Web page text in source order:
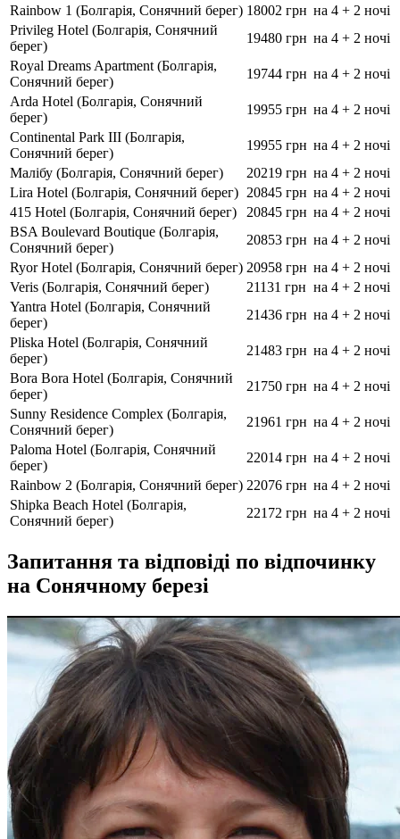
Rainbow 1 (Болгарія, Сонячний берег) 18002 грн на 4 + 2 ночі
Privileg Hotel (Болгарія, Сонячний
берег)
19480 грн на 4 + 2 ночі
Royal Dreams Apartment (Болгарія,
Сонячний берег)
19744 грн на 4 + 2 ночі
Arda Hotel (Болгарія, Сонячний
берег)
19955 грн на 4 + 2 ночі
Continental Park III (Болгарія,
Сонячний берег)
19955 грн на 4 + 2 ночі
Малібу (Болгарія, Сонячний берег)
20219 грн на 4 + 2 ночі
Lira Hotel (Болгарія, Сонячний берег) 20845 грн на 4 + 2 ночі
415 Hotel (Болгарія, Сонячний берег)
20845 грн на 4 + 2 ночі
BSA Boulevard Boutique (Болгарія,
Сонячний берег)
20853 грн на 4 + 2 ночі
Ryor Hotel (Болгарія, Сонячний берег) 20958 грн на 4 + 2 ночі
Veris (Болгарія, Сонячний берег)
21131 грн на 4 + 2 ночі
Yantra Hotel (Болгарія, Сонячний
берег)
21436 грн на 4 + 2 ночі
Pliska Hotel (Болгарія, Сонячний
берег)
21483 грн на 4 + 2 ночі
Bora Bora Hotel (Болгарія, Сонячний
берег)
21750 грн на 4 + 2 ночі
Sunny Residence Complex (Болгарія,
Сонячний берег)
21961 грн на 4 + 2 ночі
Paloma Hotel (Болгарія, Сонячний
берег)
22014 грн на 4 + 2 ночі
Rainbow 2 (Болгарія, Сонячний берег) 22076 грн на 4 + 2 ночі
Shipka Beach Hotel (Болгарія,
Сонячний берег)
22172 грн на 4 + 2 ночі
Запитання та відповіді по відпочинку
на Сонячному березі